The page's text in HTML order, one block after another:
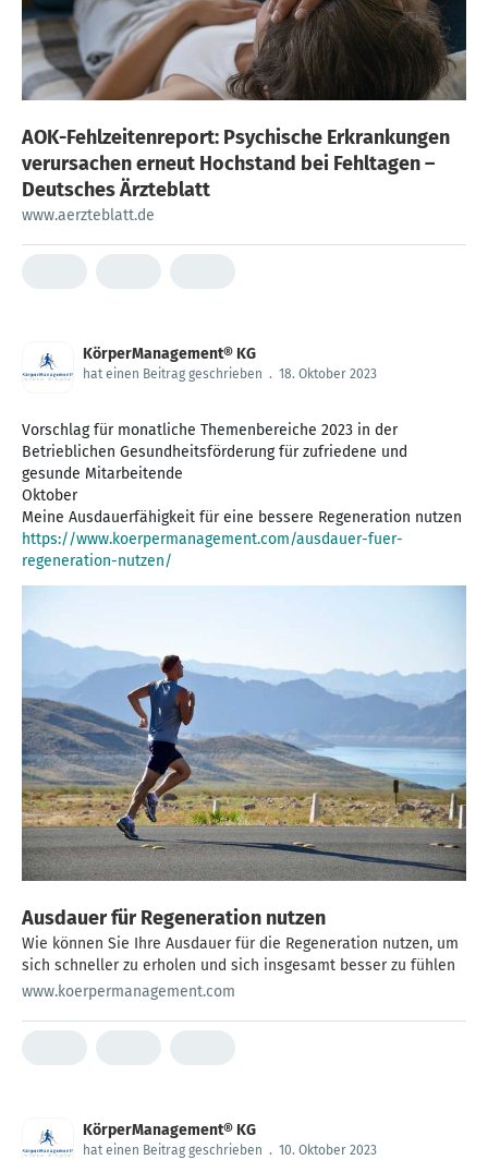
AOK-Fehlzeiten­report: Psychische Erkrankungen
verursachen erneut Hochstand bei Fehltagen –
Deutsches Ärzteblatt
www.aerzteblatt.de
KörperManagement® KG
hat einen Beitrag geschrieben . 18. Oktober 2023
Vorschlag für monatliche Themenbereiche 2023 in der
Betrieblichen Gesundheitsförderung für zufriedene und
gesunde Mitarbeitende
Oktober
https://www.koerpermanagement.com/ausdauer-fuer-
regeneration-nutzen/
Ausdauer für Regeneration nutzen
Wie können Sie Ihre Ausdauer für die Regeneration nutzen, um
sich schneller zu erholen und sich insgesamt besser zu fühlen
www.koerpermanagement.com
KörperManagement® KG
hat einen Beitrag geschrieben . 10. Oktober 2023